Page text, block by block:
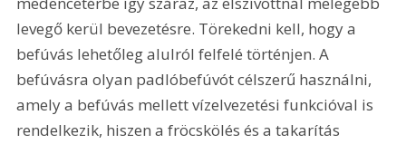
levegő kerül bevezetésre. Törekedni kell, hogy a
befúvás lehetőleg alulról felfelé történjen. A
befúvásra olyan padlóbefúvót célszerű használni,
amely a befúvás mellett vízelvezetési funkcióval is
rendelkezik, hiszen a fröcskölés és a takarítás